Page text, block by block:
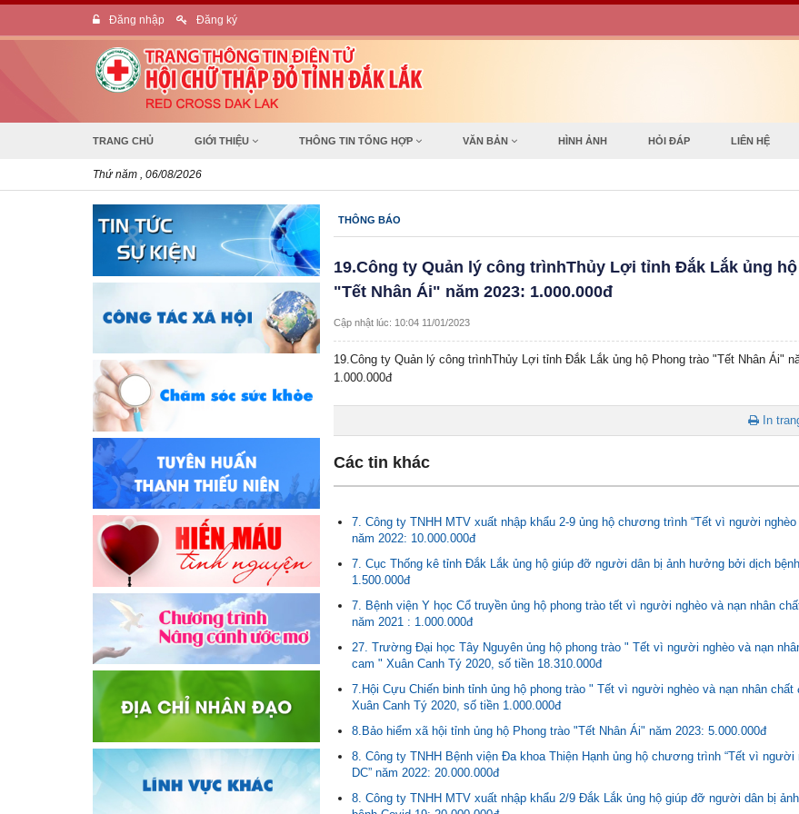
Đăng nhập Đăng ký
TRANG CHỦ GIỚI THIỆU THÔNG TIN TỔNG HỢP VĂN BẢN HÌNH ẢNH HỎI ĐÁP LIÊN HỆ
Thứ năm , 06/08/2026
THÔNG BÁO
19.Công ty Quản lý công trìnhThủy Lợi tỉnh Đắk Lắk ủng
"Tết Nhân Ái" năm 2023: 1.000.000đ
Cập nhật lúc: 10:04 11/01/2023
19.Công ty Quản lý công trìnhThủy Lợi tỉnh Đắk Lắk ủng hộ Phong trào "Tết Nhân Ái"
1.000.000đ
In
Các tin khác
7. Công ty TNHH MTV xuất nhập khẩu 2-9 ủng hộ chương trình “Tết vì người nghèo
năm 2022: 10.000.000đ
7. Cục Thống kê tỉnh Đắk Lắk ủng hộ giúp đỡ người dân bị ảnh hưởng bởi dịch
1.500.000đ
7. Bệnh viện Y học Cổ truyền ủng hộ phong trào tết vì người nghèo và nạn nhân
năm 2021 : 1.000.000đ
27. Trường Đại học Tây Nguyên ủng hộ phong trào " Tết vì người nghèo và nạn
cam " Xuân Canh Tý 2020, số tiền 18.310.000đ
7.Hội Cựu Chiến binh tỉnh ủng hộ phong trào " Tết vì người nghèo và nạn nhân chất
Xuân Canh Tý 2020, số tiền 1.000.000đ
8.Bảo hiểm xã hội tỉnh ủng hộ Phong trào "Tết Nhân Ái" năm 2023: 5.000.000đ
8. Công ty TNHH Bệnh viện Đa khoa Thiện Hạnh ủng hộ chương trình “Tết vì người
DC” năm 2022: 20.000.000đ
8. Công ty TNHH MTV xuất nhập khẩu 2/9 Đắk Lắk ủng hộ giúp đỡ người dân bị